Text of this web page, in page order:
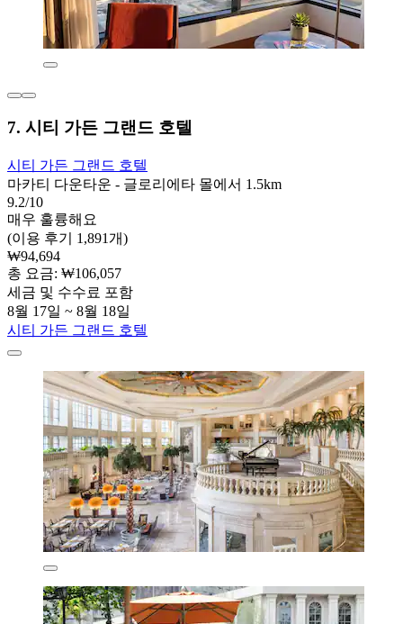
7. 시티 가든 그랜드 호텔
시티 가든 그랜드 호텔
마카티 다운타운 - 글로리에타 몰에서 1.5km
9.2/10
매우 훌륭해요
(이용 후기 1,891개)
₩94,694
총 요금: ₩106,057
세금 및 수수료 포함
8월 17일 ~ 8월 18일
시티 가든 그랜드 호텔